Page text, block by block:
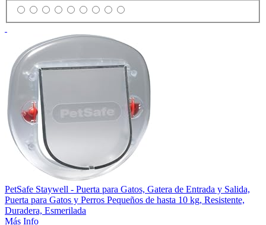
PetSafe Staywell - Puerta para Gatos, Gatera de Entrada y Salida,
Puerta para Gatos y Perros Pequeños de hasta 10 kg, Resistente,
Duradera, Esmerilada
Más Info